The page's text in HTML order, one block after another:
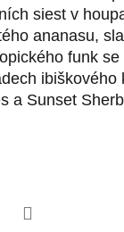
siest v
ananasu,
funk
ibiškového
a Sunset